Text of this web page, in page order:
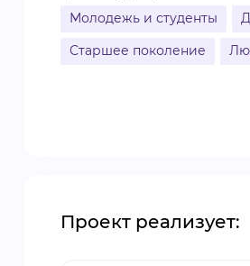
Молодежь и студенты
Старшее поколение
Проект реализует: